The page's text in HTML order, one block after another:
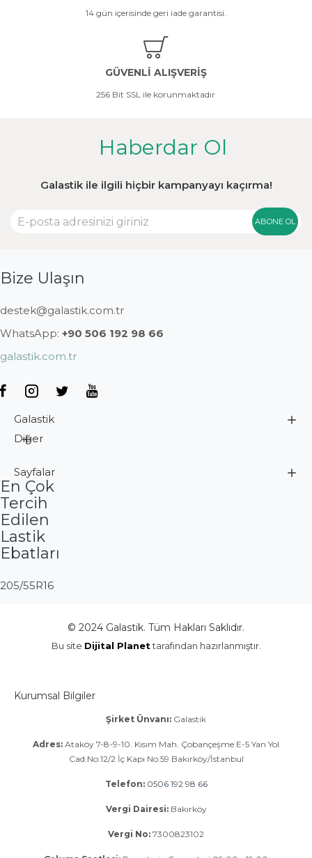
14 gün içerisinde geri iade garantisi.
GÜVENLİ ALIŞVERİŞ
256 Bit SSL ile korunmaktadır
Haberdar Ol
Galastik ile ilgili hiçbir kampanyayı kaçırma!
ABONE OL
Bize Ulaşın
destek@galastik.com.tr
WhatsApp: +90 506 192 98 66
galastik.com.tr
Galastik
Diğer
Sayfalar
En Çok
Tercih
Edilen
Lastik
Ebatları
205/55R16
© 2024 Galastik. Tüm Hakları Saklıdır.
Bu site Dijital Planettarafından hazırlanmıştır.
Kurumsal Bilgiler
Şirket Ünvanı: Galastik
Adres: Ataköy 7-8-9-10. Kısım Mah. Çobançeşme E-5 Yan Yol
Cad.No:12/2 İç Kapı No:59 Bakırköy/İstanbul
Telefon: 0506 192 98 66
Vergi Dairesi:Bakırköy
Vergi No: 7300823102